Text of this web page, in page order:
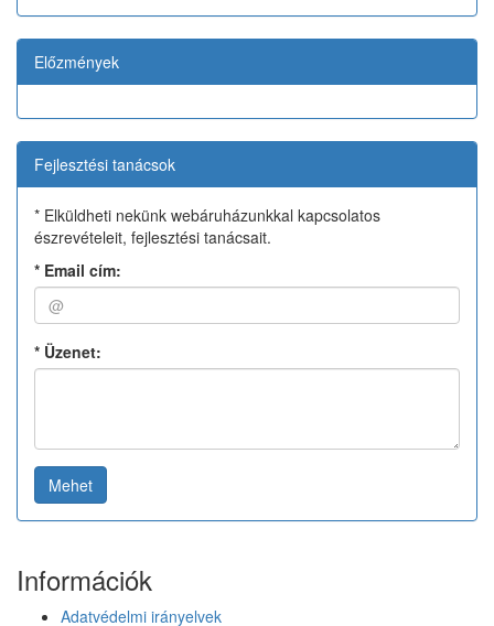
Előzmények
Fejlesztési tanácsok
* Elküldheti nekünk webáruházunkkal kapcsolatos
észrevételeit, fejlesztési tanácsait.
* Email cím:
* Üzenet:
Mehet
Információk
Adatvédelmi irányelvek